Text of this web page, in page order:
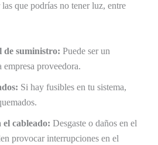
que podrías no tener luz, entre
de suministro: Puede ser un
empresa proveedora.
Si hay fusibles en tu sistema,
el cableado: Desgaste o daños en el
provocar interrupciones en el